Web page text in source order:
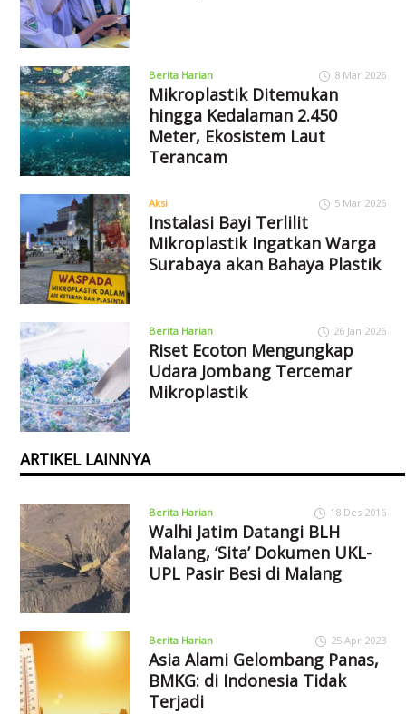
Berita Harian 8 Mar 2026
Mikroplastik Ditemukan
hingga Kedalaman 2.450
Meter, Ekosistem Laut
Terancam
Aksi 5 Mar 2026
Instalasi Bayi Terlilit
Mikroplastik Ingatkan Warga
Surabaya akan Bahaya Plastik
Berita Harian 26 Jan 2026
Riset Ecoton Mengungkap
Udara Jombang Tercemar
Mikroplastik
ARTIKEL LAINNYA
Berita Harian 18 Des 2016
Walhi Jatim Datangi BLH
Malang, ‘Sita’ Dokumen UKL-
UPL Pasir Besi di Malang
Berita Harian 25 Apr 2023
Asia Alami Gelombang Panas,
BMKG: di Indonesia Tidak
Terjadi